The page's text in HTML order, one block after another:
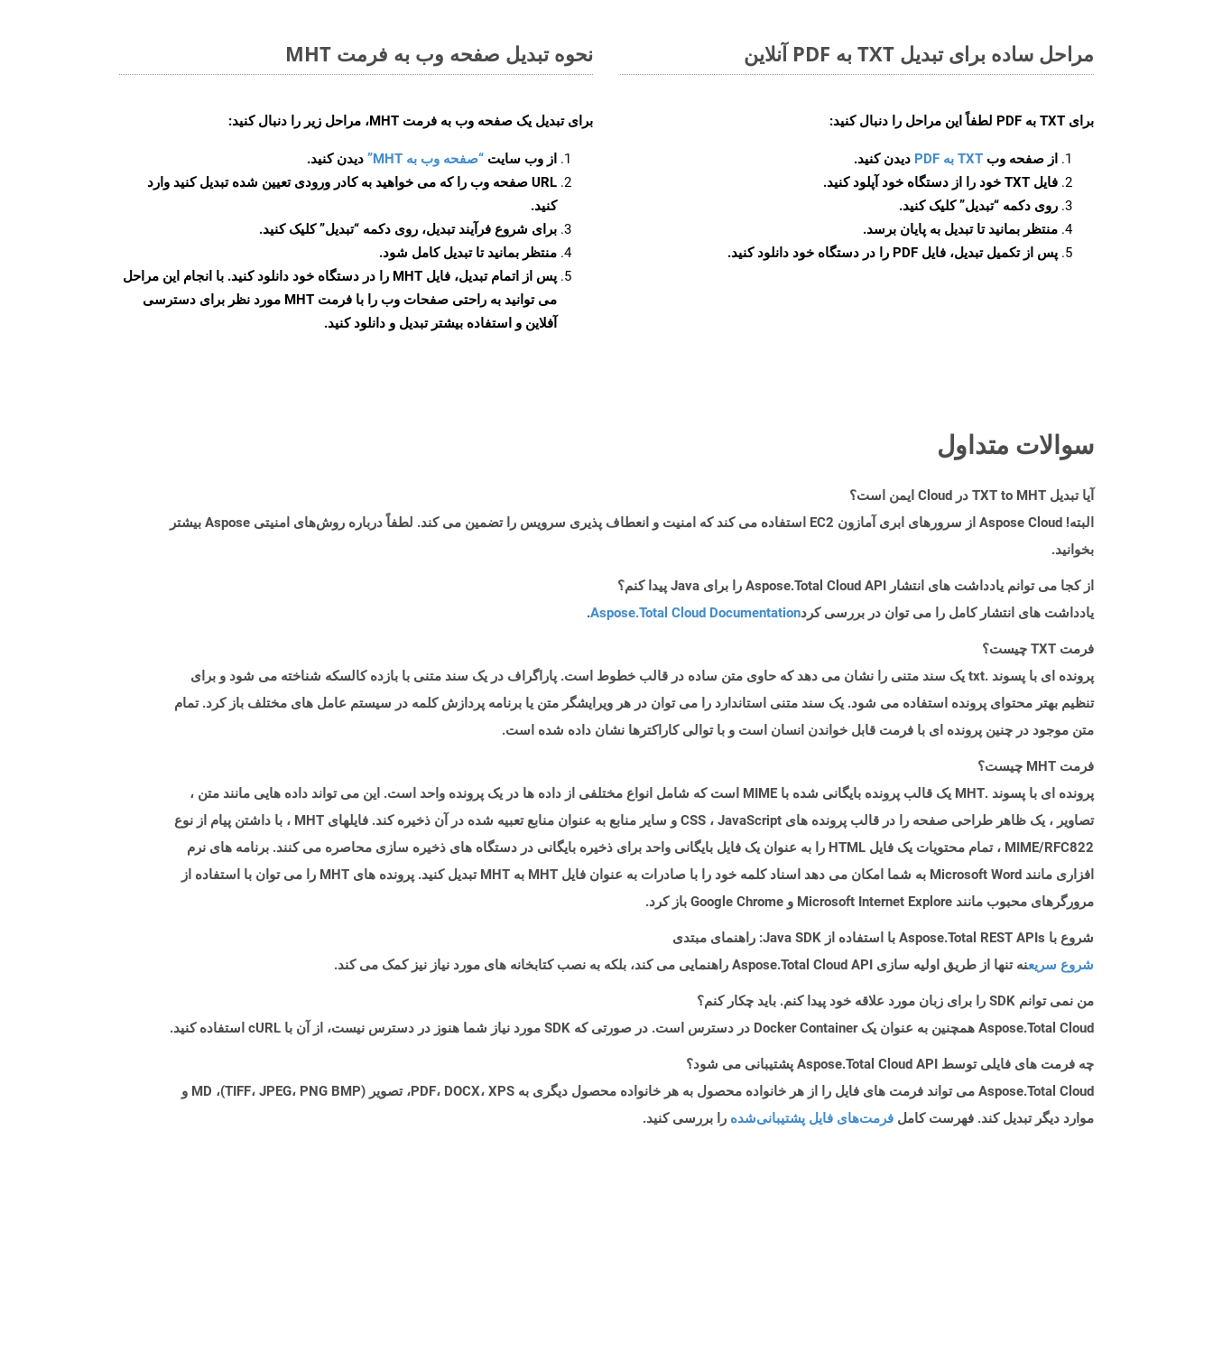
مراحل ساده برای تبدیل TXT به PDF آنلاین
برای TXT به PDF لطفاً این مراحل را دنبال کنید:
از صفحه وب TXT به PDF
دیدن کنید.
فایل TXT خود را از دستگاه خود آپلود کنید.
روی دکمه “تبدیل”کلیک کنید.
منتظر بمانید تا تبدیل به پایان برسد.
پس از تکمیل تبدیل، فایل PDF را در دستگاه خود دانلود کنید.
نحوه تبدیل صفحه وب به فرمت MHT
برای تبدیل یک صفحه وب به فرمت MHT، مراحل زیر را دنبال کنید:
از وب سایت “صفحه وب به MHT”
دیدن کنید.
URL صفحه وب را که می خواهید به کادر ورودی تعیین شده تبدیل کنید وارد
کنید.
برای شروع فرآیند تبدیل، روی دکمه “تبدیل” کلیک کنید.
منتظر بمانید تا تبدیل کامل شود.
پس از اتمام تبدیل، فایل MHT را در دستگاه خود دانلود کنید. با انجام این مراحل
می توانید به راحتی صفحات وب را با فرمت MHT مورد نظر برای دسترسی
آفلاین و استفاده بیشتر تبدیل و دانلود کنید.
سوالات متداول
آیا تبدیل TXT to MHT در Cloud ایمن است؟
البته! Aspose Cloud از سرورهای ابری آمازون EC2 استفاده می کند که امنیت و انعطاف پذیری سرویس را تضمین می کند. لطفاً درباره روش‌های امنیتی Aspose بیشتر
بخوانید.
از کجا می توانم یادداشت های انتشار Aspose.Total Cloud API را برای Java پیدا کنم؟
یادداشت های انتشار کامل را می توان در بررسی کردAspose.Total Cloud Documentation
.
فرمت TXT چیست؟
پرونده ای با پسوند .txt یک سند متنی را نشان می دهد که حاوی متن ساده در قالب خطوط است. پاراگراف در یک سند متنی با بازده کالسکه شناخته می شود و برای
تنظیم بهتر محتوای پرونده استفاده می شود. یک سند متنی استاندارد را می توان در هر ویرایشگر متن یا برنامه پردازش کلمه در سیستم عامل های مختلف باز کرد. تمام
متن موجود در چنین پرونده ای با فرمت قابل خواندن انسان است و با توالی کاراکترها نشان داده شده است.
فرمت MHT چیست؟
پرونده ای با پسوند .MHT یک قالب پرونده بایگانی شده با MIME است که شامل انواع مختلفی از داده ها در یک پرونده واحد است. این می تواند داده هایی مانند متن ،
تصاویر ، یک ظاهر طراحی صفحه را در قالب پرونده های CSS ، JavaScript و سایر منابع به عنوان منابع تعبیه شده در آن ذخیره کند. فایلهای MHT ، با داشتن پیام از نوع
MIME/RFC822 ، تمام محتویات یک فایل HTML را به عنوان یک فایل بایگانی واحد برای ذخیره بایگانی در دستگاه های ذخیره سازی محاصره می کنند. برنامه های نرم
افزاری مانند Microsoft Word به شما امکان می دهد اسناد کلمه خود را با صادرات به عنوان فایل MHT به MHT تبدیل کنید. پرونده های MHT را می توان با استفاده از
مرورگرهای محبوب مانند Microsoft Internet Explore و Google Chrome باز کرد.
شروع با Aspose.Total REST APIs با استفاده از Java SDK: راهنمای مبتدی
شروع سریعنه تنها از طریق اولیه سازی Aspose.Total Cloud API راهنمایی می کند، بلکه به نصب کتابخانه های مورد نیاز نیز کمک می کند.
من نمی توانم SDK را برای زبان مورد علاقه خود پیدا کنم. باید چکار کنم؟
Aspose.Total Cloud همچنین به عنوان یک Docker Container در دسترس است. در صورتی که SDK مورد نیاز شما هنوز در دسترس نیست، از آن با cURL استفاده کنید.
چه فرمت های فایلی توسط Aspose.Total Cloud API پشتیبانی می شود؟
Aspose.Total Cloud می تواند فرمت های فایل را از هر خانواده محصول به هر خانواده محصول دیگری به PDF، DOCX، XPS، تصویر (TIFF، JPEG، PNG BMP)، MD و
موارد دیگر تبدیل کند. فهرست کامل فرمت‌های فایل پشتیبانی‌شده را بررسی کنید.